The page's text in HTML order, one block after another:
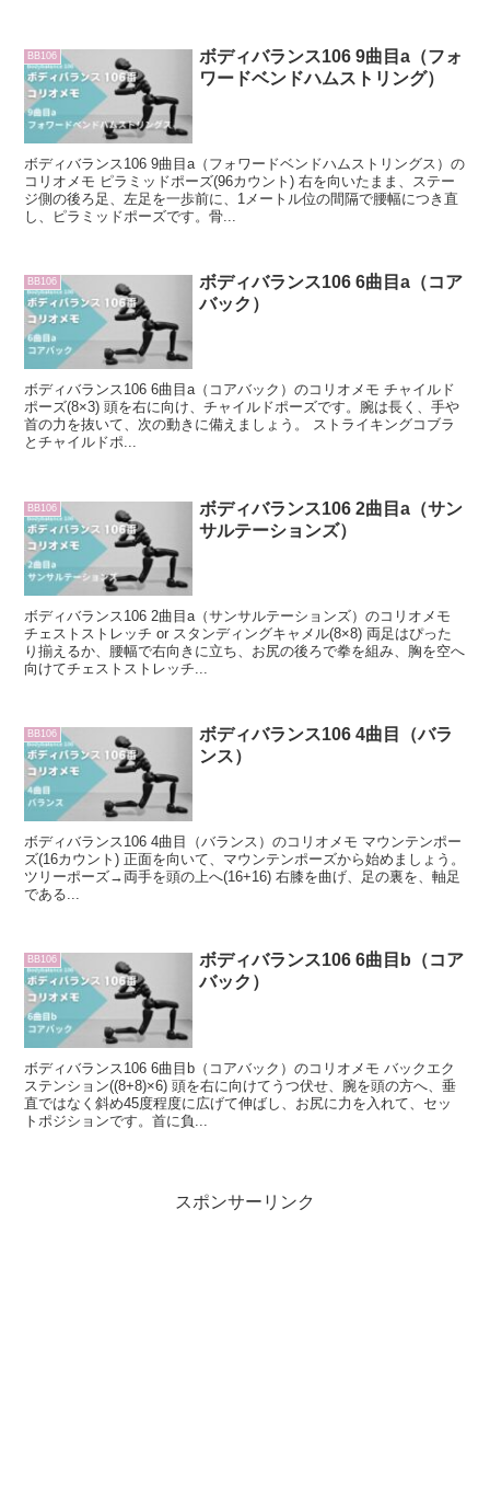
BB106
ボディバランス106 9曲目a（フォ
ワードベンドハムストリング）
ボディバランス106 9曲目a（フォワードベンドハムストリングス）の
コリオメモ ピラミッドポーズ(96カウント) 右を向いたまま、ステー
ジ側の後ろ足、左足を一歩前に、1メートル位の間隔で腰幅につき直
し、ピラミッドポーズです。骨...
BB106
ボディバランス106 6曲目a（コア
バック）
ボディバランス106 6曲目a（コアバック）のコリオメモ チャイルド
ポーズ(8×3) 頭を右に向け、チャイルドポーズです。腕は長く、手や
首の力を抜いて、次の動きに備えましょう。 ストライキングコブラ
とチャイルドポ...
BB106
ボディバランス106 2曲目a（サン
サルテーションズ）
ボディバランス106 2曲目a（サンサルテーションズ）のコリオメモ
チェストストレッチ or スタンディングキャメル(8×8) 両足はぴった
り揃えるか、腰幅で右向きに立ち、お尻の後ろで拳を組み、胸を空へ
向けてチェストストレッチ...
BB106
ボディバランス106 4曲目（バラ
ンス）
ボディバランス106 4曲目（バランス）のコリオメモ マウンテンポー
ズ(16カウント) 正面を向いて、マウンテンポーズから始めましょう。
ツリーポーズ→両手を頭の上へ(16+16) 右膝を曲げ、足の裏を、軸足
である...
BB106
ボディバランス106 6曲目b（コア
バック）
ボディバランス106 6曲目b（コアバック）のコリオメモ バックエク
ステンション((8+8)×6) 頭を右に向けてうつ伏せ、腕を頭の方へ、垂
直ではなく斜め45度程度に広げて伸ばし、お尻に力を入れて、セッ
トポジションです。首に負...
スポンサーリンク